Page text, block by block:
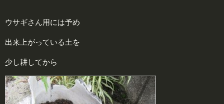
ウサギさん用には予め
出来上がっている土を
少し耕してから